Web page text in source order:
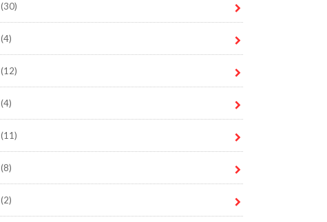
(30)
(4)
(12)
(4)
(11)
(8)
(2)